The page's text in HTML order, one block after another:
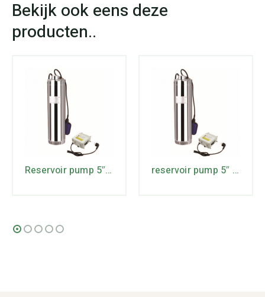
Reservoir pump 5″ 5DWm2/5 reservoir pump 5″ 5DWm 4/5